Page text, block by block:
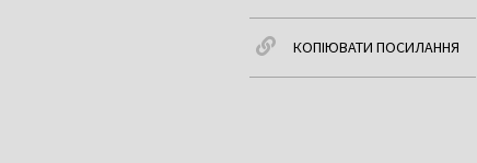
КОПІЮВАТИ ПОСИЛАННЯ